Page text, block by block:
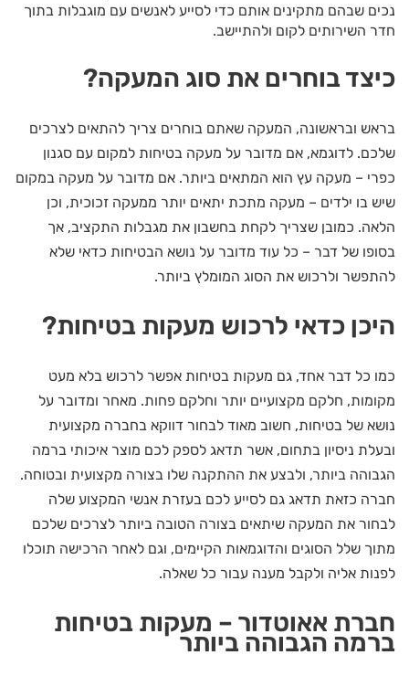
נכים שבהם מתקינים אותם כדי לסייע לאנשים עם מוגבלות בתוך
חדר השירותים לקום ולהתיישב.
כיצד בוחרים את סוג המעקה?
בראש ובראשונה, המעקה שאתם בוחרים צריך להתאים לצרכים
שלכם. לדוגמא, אם מדובר על מעקה בטיחות למקום עם סגנון
כפרי – מעקה עץ הוא המתאים ביותר. אם מדובר על מעקה במקום
שיש בו ילדים – מעקה מתכת יתאים יותר ממעקה זכוכית, וכן
הלאה. כמובן שצריך לקחת בחשבון את מגבלות התקציב, אך
בסופו של דבר – כל עוד מדובר על נושא הבטיחות כדאי שלא
להתפשר ולרכוש את הסוג המומלץ ביותר.
היכן כדאי לרכוש מעקות בטיחות?
כמו כל דבר אחד, גם מעקות בטיחות אפשר לרכוש בלא מעט
מקומות, חלקם מקצועיים יותר וחלקם פחות. מאחר ומדובר על
נושא של בטיחות, חשוב מאוד לבחור דווקא בחברה מקצועית
ובעלת ניסיון בתחום, אשר תדאג לספק לכם מוצר איכותי ברמה
הגבוהה ביותר, ולבצע את ההתקנה שלו בצורה מקצועית ובטוחה.
חברה כזאת תדאג גם לסייע לכם בעזרת אנשי המקצוע שלה
לבחור את המעקה שיתאים בצורה הטובה ביותר לצרכים שלכם
מתוך שלל הסוגים והדוגמאות הקיימים, וגם לאחר הרכישה תוכלו
לפנות אליה ולקבל מענה עבור כל שאלה.
חברת אאוטדור – מעקות בטיחות
ברמה הגבוהה ביותר